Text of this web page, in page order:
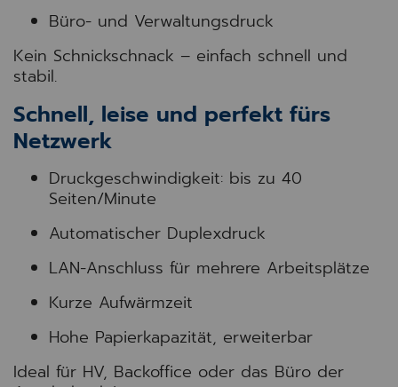
Büro- und Verwaltungsdruck
Kein Schnickschnack – einfach schnell und
stabil.
Schnell, leise und perfekt fürs
Netzwerk
Druckgeschwindigkeit: bis zu 40
Seiten/Minute
Automatischer Duplexdruck
LAN-Anschluss für mehrere Arbeitsplätze
Kurze Aufwärmzeit
Hohe Papierkapazität, erweiterbar
Ideal für HV, Backoffice oder das Büro der